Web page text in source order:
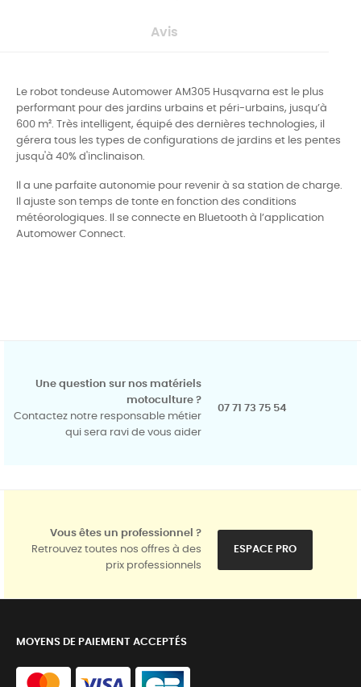
Avis
Le robot tondeuse Automower AM305 Husqvarna est le plus
performant pour des jardins urbains et péri-urbains, jusqu’à
600 m². Très intelligent, équipé des dernières technologies, il
gérera tous les types de configurations de jardins et les pentes
jusqu'à 40% d'inclinaison.
Il a une parfaite autonomie pour revenir à sa station de charge.
Il ajuste son temps de tonte en fonction des conditions
météorologiques. Il se connecte en Bluetooth à l’application
Automower Connect.
Une question sur nos matériels
motoculture ?
Contactez notre responsable métier
qui sera ravi de vous aider
07 71 73 75 54
Vous êtes un professionnel ?
Retrouvez toutes nos offres à des
prix professionnels
ESPACE PRO
MOYENS DE PAIEMENT ACCEPTÉS